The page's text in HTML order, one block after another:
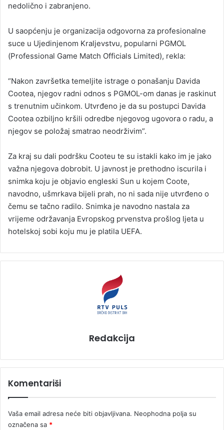
nedolično i zabranjeno.
U saopćenju je organizacija odgovorna za profesionalne
suce u Ujedinjenom Kraljevstvu, popularni PGMOL
(Professional Game Match Officials Limited), rekla:
“Nakon završetka temeljite istrage o ponašanju Davida
Cootea, njegov radni odnos s PGMOL-om danas je raskinut
s trenutnim učinkom. Utvrđeno je da su postupci Davida
Cootea ozbiljno kršili odredbe njegovog ugovora o radu, a
njegov se položaj smatrao neodrživim”.
Za kraj su dali podršku Cooteu te su istakli kako im je jako
važna njegova dobrobit. U javnost je prethodno iscurila i
snimka koju je objavio engleski Sun u kojem Coote,
navodno, ušmrkava bijeli prah, no ni sada nije utvrđeno o
čemu se tačno radilo. Snimka je navodno nastala za
vrijeme održavanja Evropskog prvenstva prošlog ljeta u
hotelskoj sobi koju mu je platila UEFA.
Redakcija
Komentariši
Vaša email adresa neće biti objavljivana. Neophodna polja su
označena sa *